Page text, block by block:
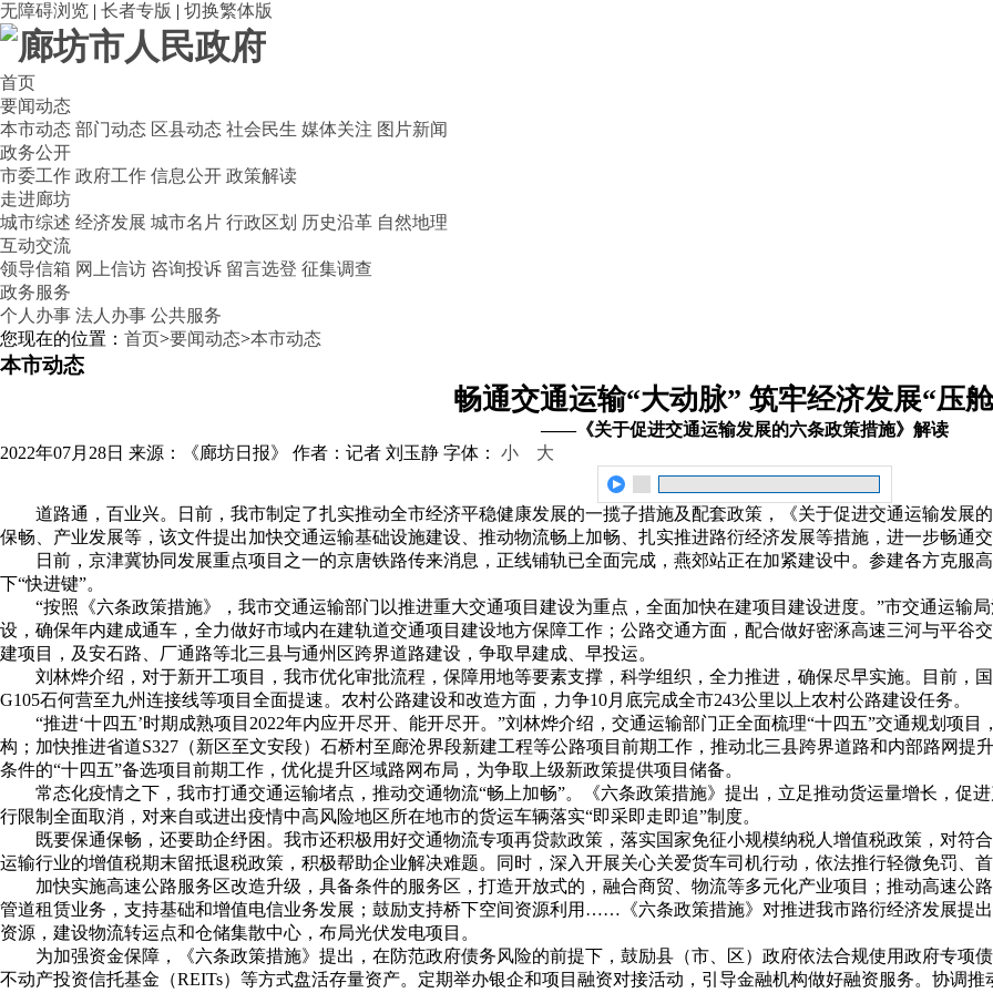
无障碍浏览 | 长者专版 | 切换繁体版
首页
要闻动态
本市动态 部门动态 区县动态 社会民生 媒体关注 图片新闻
政务公开
市委工作 政府工作 信息公开 政策解读
走进廊坊
城市综述 经济发展 城市名片 行政区划 历史沿革 自然地理
互动交流
领导信箱 网上信访 咨询投诉 留言选登 征集调查
政务服务
个人办事 法人办事 公共服务
您现在的位置： 首页>要闻动态>本市动态
本市动态
畅通交通运输“大动脉” 筑牢经济发展“压
——《关于促进交通运输发展的六条政策措施》解读
2022年07月28日 来源：《廊坊日报》 作者：记者 刘玉静 字体： 小 大
道路通，百业兴。日前，我市制定了扎实推动全市经济平稳健康发展的一揽子措施及配套政策，《关于促进交通运输发展
保畅、产业发展等，该文件提出加快交通运输基础设施建设、推动物流畅上加畅、扎实推进路衍经济发展等措施，进一步畅通
日前，京津冀协同发展重点项目之一的京唐铁路传来消息，正线铺轨已全面完成，燕郊站正在加紧建设中。参建各方克服
下“快进键”。
“按照《六条政策措施》，我市交通运输部门以推进重大交通项目建设为重点，全面加快在建项目建设进度。”市交通运输
设，确保年内建成通车，全力做好市域内在建轨道交通项目建设地方保障工作；公路交通方面，配合做好密涿高速三河与平谷
建项目，及安石路、厂通路等北三县与通州区跨界道路建设，争取早建成、早投运。
刘林烨介绍，对于新开工项目，我市优化审批流程，保障用地等要素支撑，科学组织，全力推进，确保尽早实施。目前，
G105石何营至九州连接线等项目全面提速。农村公路建设和改造方面，力争10月底完成全市243公里以上农村公路建设任务。
“推进‘十四五’时期成熟项目2022年内应开尽开、能开尽开。”刘林烨介绍，交通运输部门正全面梳理“十四五”交通规划项
构；加快推进省道S327（新区至文安段）石桥村至廊沧界段新建工程等公路项目前期工作，推动北三县跨界道路和内部路网
条件的“十四五”备选项目前期工作，优化提升区域路网布局，为争取上级新政策提供项目储备。
常态化疫情之下，我市打通交通运输堵点，推动交通物流“畅上加畅”。《六条政策措施》提出，立足推动货运量增长，促
行限制全面取消，对来自或进出疫情中高风险地区所在地市的货运车辆落实“即采即走即追”制度。
既要保通保畅，还要助企纾困。我市还积极用好交通物流专项再贷款政策，落实国家免征小规模纳税人增值税政策，对符
运输行业的增值税期末留抵退税政策，积极帮助企业解决难题。同时，深入开展关心关爱货车司机行动，依法推行轻微免罚、
加快实施高速公路服务区改造升级，具备条件的服务区，打造开放式的，融合商贸、物流等多元化产业项目；推动高速公
管道租赁业务，支持基础和增值电信业务发展；鼓励支持桥下空间资源利用……《六条政策措施》对推进我市路衍经济发展提
资源，建设物流转运点和仓储集散中心，布局光伏发电项目。
为加强资金保障，《六条政策措施》提出，在防范政府债务风险的前提下，鼓励县（市、区）政府依法合规使用政府专项
不动产投资信托基金（REITs）等方式盘活存量资产。定期举办银企和项目融资对接活动，引导金融机构做好融资服务。协调